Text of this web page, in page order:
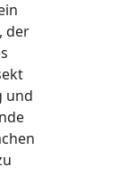
der
und